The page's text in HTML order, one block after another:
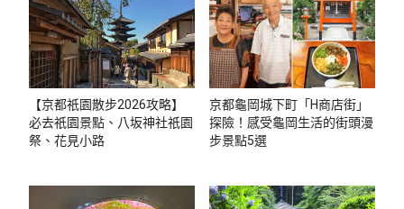
【京都祇園散步2026攻略】
必去祇園景點、八坂神社祇園
祭、花見小路
京都龜岡城下町「H商店街」
探險！感受龜岡生活的街頭漫
步景點5選